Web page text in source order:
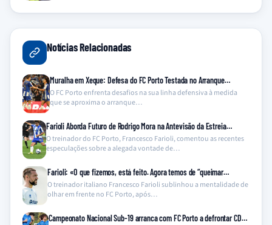
Notícias Relacionadas
Muralha em Xeque: Defesa do FC Porto Testada no Arranque…
O FC Porto enfrenta desafios na sua linha defensiva à medida
que se aproxima o arranque…
Farioli Aborda Futuro de Rodrigo Mora na Antevisão da Estreia…
O treinador do FC Porto, Francesco Farioli, comentou as recentes
especulações sobre a alegada vontade de…
Farioli: «O que fizemos, está feito. Agora temos de “queimar…
O treinador italiano Francesco Farioli sublinhou a mentalidade de
olhar em frente no FC Porto, após…
Campeonato Nacional Sub-19 arranca com FC Porto a defrontar CD…